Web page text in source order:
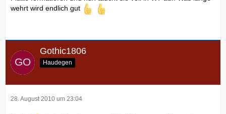
wehrt wird endlich gut
Gothic1806
Haudegen
28. August 2010 um 23:04